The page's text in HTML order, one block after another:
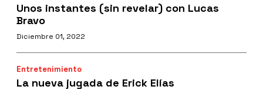
Unos instantes (sin revelar) con Lucas
Bravo
Diciembre 01, 2022
Entretenimiento
La nueva jugada de Erick Elías